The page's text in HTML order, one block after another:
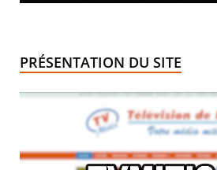
PRÉSENTATION DU SITE